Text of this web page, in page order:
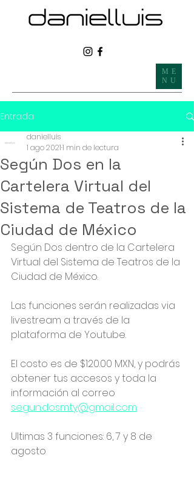
ME
NU
Entrada
Según Dos en la
Cartelera Virtual del
Sistema de Teatros de la
Ciudad de México
danielluis
1 ago 20211 min de lectura
Según Dos dentro de la Cartelera
Virtual del Sistema de Teatros de la
Ciudad de México.
Las funciones serán realizadas via
livestream a través de la
plataforma de Youtube.
El costo es de $120.00 MXN, y podrás
obtener tus accesos y toda la
información al correo
segun.dosmty@gmail.com
Ultimas 3 funciones: 6, 7 y 8 de
agosto